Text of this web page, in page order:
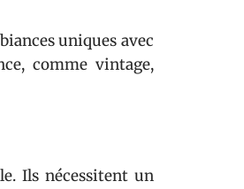
uniques avec
comme vintage,
Ils nécessitent un